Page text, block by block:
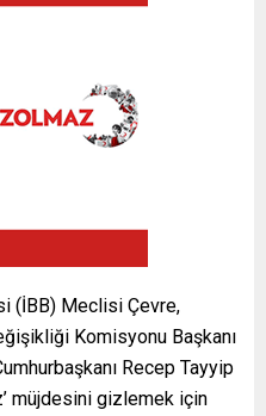
(İBB) Meclisi Çevre,
Komisyonu Başkanı
Recep Tayyip
müjdesini gizlemek için